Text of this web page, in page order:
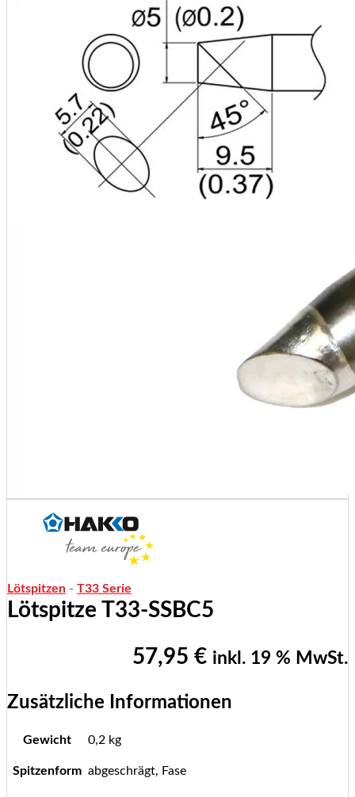
Lötspitzen - T33 Serie
Lötspitze T33-SSBC5
57,95 € inkl. 19 % MwSt.
Zusätzliche Informationen
Gewicht 0,2 kg
Spitzenform abgeschrägt, Fase